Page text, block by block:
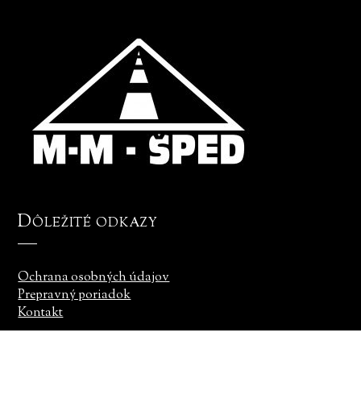
Dôležité odkazy
Ochrana osobných údajov
Prepravný poriadok
Kontakt